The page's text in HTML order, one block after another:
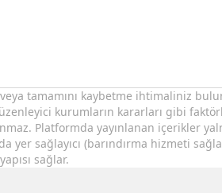
tamamını kaybetme ihtimaliniz
kurumların kararları gibi
Platformda yayınlanan içerikler
sağlayıcı (barındırma hizmeti
sağlar.